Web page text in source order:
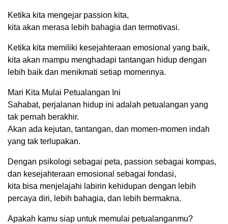
Ketika kita mengejar passion kita,
kita akan merasa lebih bahagia dan termotivasi.
Ketika kita memiliki kesejahteraan emosional yang baik,
kita akan mampu menghadapi tantangan hidup dengan
lebih baik dan menikmati setiap momennya.
Mari Kita Mulai Petualangan Ini
Sahabat, perjalanan hidup ini adalah petualangan yang
tak pernah berakhir.
Akan ada kejutan, tantangan, dan momen-momen indah
yang tak terlupakan.
Dengan psikologi sebagai peta, passion sebagai kompas,
dan kesejahteraan emosional sebagai fondasi,
kita bisa menjelajahi labirin kehidupan dengan lebih
percaya diri, lebih bahagia, dan lebih bermakna.
Apakah kamu siap untuk memulai petualanganmu?